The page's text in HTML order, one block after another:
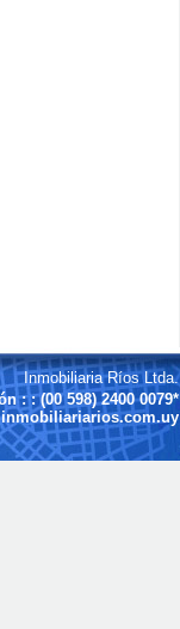
Inmobiliaria Ríos Ltda.
: : (00 598) 2400 0079*